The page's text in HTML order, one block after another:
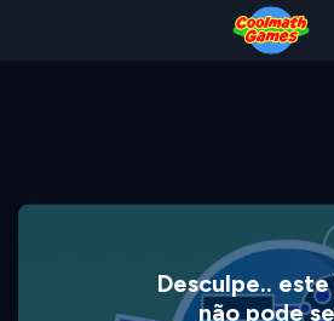
Desculpe..
não pode